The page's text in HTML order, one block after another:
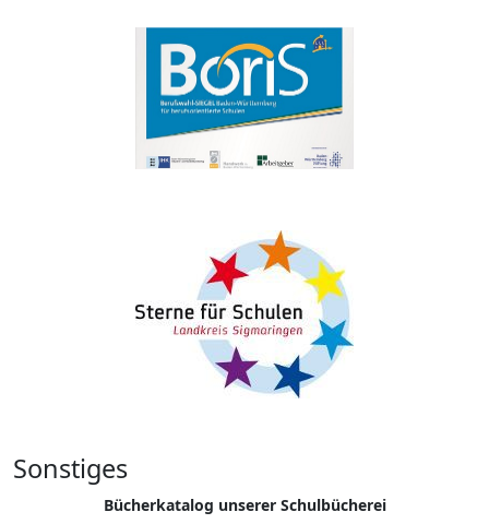
Sonstiges
Bücherkatalog unserer Schulbücherei